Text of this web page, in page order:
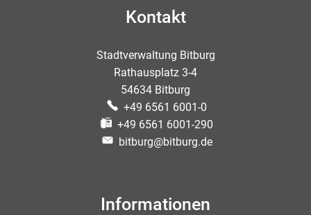
Kontakt
Stadtverwaltung Bitburg
Rathausplatz 3-4
54634 Bitburg
+49 6561 6001-0
+49 6561 6001-290
bitburg@bitburg.de
Informationen